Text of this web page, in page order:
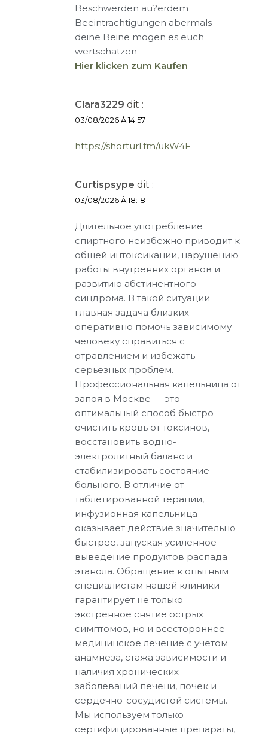
Beschwerden au?erdem
Beeintrachtigungen abermals
deine Beine mogen es euch
wertschatzen
Hier klicken zum Kaufen
Clara3229 dit :
03/08/2026 À 14:57
https://shorturl.fm/ukW4F
Curtispsype dit :
03/08/2026 À 18:18
Длительное употребление
спиртного неизбежно приводит к
общей интоксикации, нарушению
работы внутренних органов и
развитию абстинентного
синдрома. В такой ситуации
главная задача близких —
оперативно помочь зависимому
человеку справиться с
отравлением и избежать
серьезных проблем.
Профессиональная капельница от
запоя в Москве — это
оптимальный способ быстро
очистить кровь от токсинов,
восстановить водно-
электролитный баланс и
стабилизировать состояние
больного. В отличие от
таблетированной терапии,
инфузионная капельница
оказывает действие значительно
быстрее, запуская усиленное
выведение продуктов распада
этанола. Обращение к опытным
специалистам нашей клиники
гарантирует не только
экстренное снятие острых
симптомов, но и всестороннее
медицинское лечение с учетом
анамнеза, стажа зависимости и
наличия хронических
заболеваний печени, почек и
сердечно-сосудистой системы.
Мы используем только
сертифицированные препараты,